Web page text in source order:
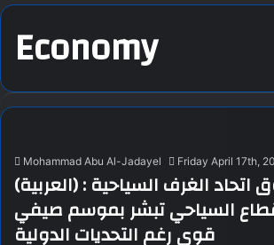
Economy
Mohammad Abu Al-Jadayel Friday April 17th,
(العربية) أمين صندوق اتحاد الغرف السياحية :
السياحي تبشر بموسم صيفي
قوي رغم التحديات الدولية